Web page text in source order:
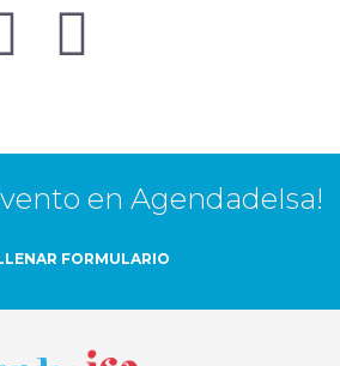
en AgendadeIsa!
FORMULARIO